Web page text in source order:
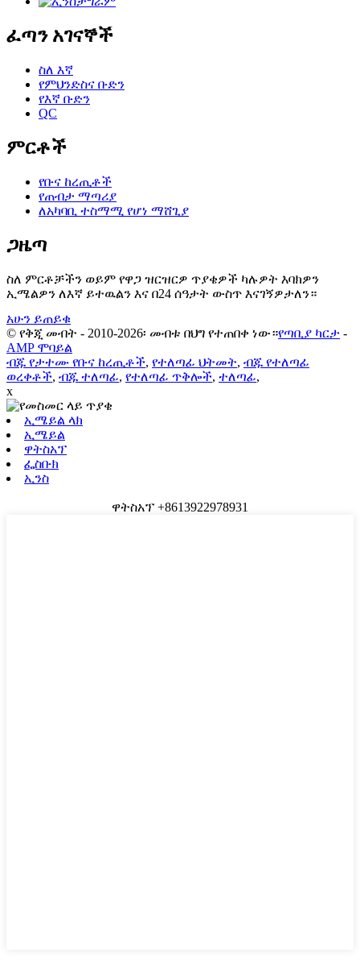
ፈጣን አገናኞች
ስለ እኛ
የምህንድስና ቡድን
የእኛ ቡድን
QC
ምርቶች
የቡና ከረጢቶች
የጠብታ ማጣሪያ
ለአካባቢ ተስማሚ የሆነ ማሸጊያ
ጋዜጣ
ስለ ምርቶቻችን ወይም የዋጋ ዝርዝርዎ ጥያቄዎች ካሉዎት እባክዎን
ኢሜልዎን ለእኛ ይተዉልን እና በ24 ሰዓታት ውስጥ እናገኝዎታለን።
አሁን ይጠይቁ
© የቅጂ መብት - 2010-2026፡ መብቱ በህግ የተጠበቀ ነው።የጣቢያ ካርታ -
AMP ሞባይል
ብጁ የታተሙ የቡና ከረጢቶች, የተለጣፊ ህትመት, ብጁ የተለጣፊ
ወረቀቶች, ብጁ ተለጣፊ, የተለጣፊ ጥቅሎች, ተለጣፊ,
x
ኢሜይል ላክ
ኢሜይል
ዋትስአፕ
ፌስቡክ
ኢንስ
ዋትስአፕ +8613922978931